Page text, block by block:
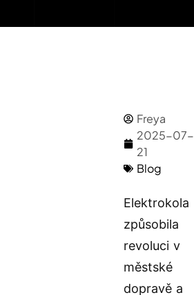
Freya
2025-07-
21
Blog
Elektrokola
způsobila
revoluci v
městské
dopravě a